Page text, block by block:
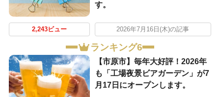
す。
2,243ビュー 2026年7月16日(木)の記事
ランキング6
【市原市】毎年大好評！2026年
も「工場夜景ビアガーデン」が7
月17日にオープンします。